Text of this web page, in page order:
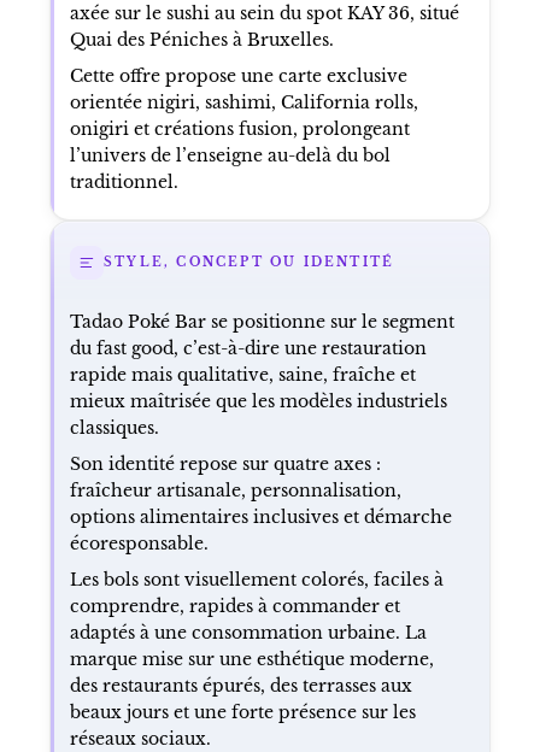
axée sur le sushi au sein du spot KAY 36, situé
Quai des Péniches à Bruxelles.
Cette offre propose une carte exclusive
orientée nigiri, sashimi, California rolls,
onigiri et créations fusion, prolongeant
l’univers de l’enseigne au-delà du bol
traditionnel.
STYLE, CONCEPT OU IDENTITÉ
Tadao Poké Bar se positionne sur le segment
du fast good, c’est-à-dire une restauration
rapide mais qualitative, saine, fraîche et
mieux maîtrisée que les modèles industriels
classiques.
Son identité repose sur quatre axes :
fraîcheur artisanale, personnalisation,
options alimentaires inclusives et démarche
écoresponsable.
Les bols sont visuellement colorés, faciles à
comprendre, rapides à commander et
adaptés à une consommation urbaine. La
marque mise sur une esthétique moderne,
des restaurants épurés, des terrasses aux
beaux jours et une forte présence sur les
réseaux sociaux.